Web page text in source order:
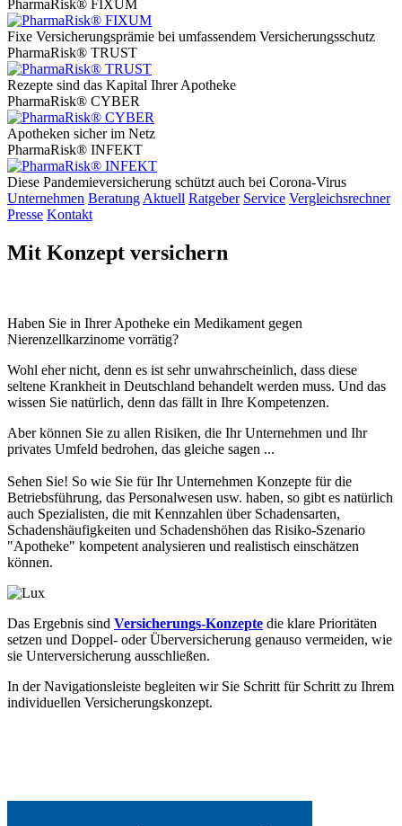
PharmaRisk® FIXUM
Fixe Versicherungsprämie bei umfassendem Versicherungsschutz
PharmaRisk® TRUST
Rezepte sind das Kapital Ihrer Apotheke
PharmaRisk® CYBER
Apotheken sicher im Netz
PharmaRisk® INFEKT
Diese Pandemieversicherung schützt auch bei Corona-Virus
Unternehmen BeratungAktuell Ratgeber Service Vergleichsrechner
Presse Kontakt
Mit Konzept versichern
Haben Sie in Ihrer Apotheke ein Medikament gegen
Nierenzellkarzinome vorrätig?
Wohl eher nicht, denn es ist sehr unwahrscheinlich, dass diese
seltene Krankheit in Deutschland behandelt werden muss. Und das
wissen Sie natürlich, denn das fällt in Ihre Kompetenzen.
Aber können Sie zu allen Risiken, die Ihr Unternehmen und Ihr
privates Umfeld bedrohen, das gleiche sagen ...
Sehen Sie! So wie Sie für Ihr Unternehmen Konzepte für die
Betriebsführung, das Personalwesen usw. haben, so gibt es natürlich
auch Spezialisten, die mit Kennzahlen über Schadensarten,
Schadenshäufigkeiten und Schadenshöhen das Risiko-Szenario
"Apotheke" kompetent analysieren und realistisch einschätzen
können.
Das Ergebnis sind Versicherungs-Konzepte die klare Prioritäten
setzen und Doppel- oder Überversicherung genauso vermeiden, wie
sie Unterversicherung ausschließen.
In der Navigationsleiste begleiten wir Sie Schritt für Schritt zu Ihrem
individuellen Versicherungskonzept.